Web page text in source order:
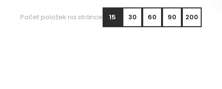
Počet položek na stránce 15 30 60 90 200